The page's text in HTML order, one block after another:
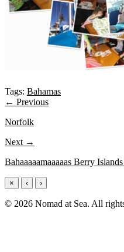
Tags: Bahamas
← Previous
Norfolk
Next →
Bahaaaaamaaaaas Berry
× ‹ ›
© 2026 Nomad at Sea. All